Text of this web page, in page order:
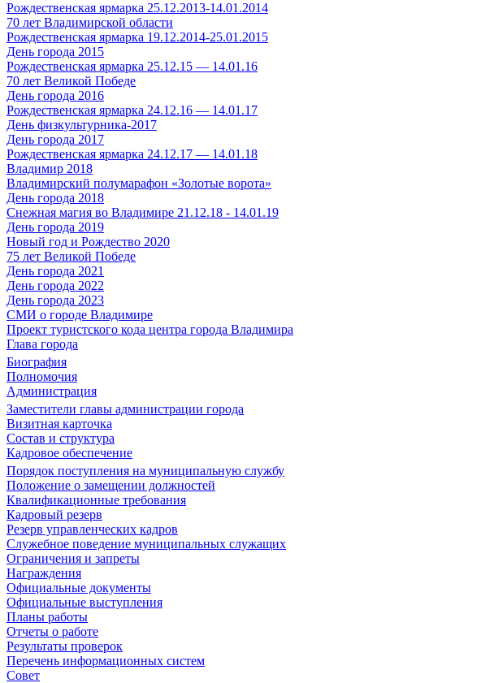
Рождественская ярмарка 25.12.2013-14.01.2014
70 лет Владимирской области
Рождественская ярмарка 19.12.2014-25.01.2015
День города 2015
Рождественская ярмарка 25.12.15 — 14.01.16
70 лет Великой Победе
День города 2016
Рождественская ярмарка 24.12.16 — 14.01.17
День физкультурника-2017
День города 2017
Рождественская ярмарка 24.12.17 — 14.01.18
Владимир 2018
Владимирский полумарафон «Золотые ворота»
День города 2018
Снежная магия во Владимире 21.12.18 - 14.01.19
День города 2019
Новый год и Рождество 2020
75 лет Великой Победе
День города 2021
День города 2022
День города 2023
СМИ о городе Владимире
Проект туристского кода центра города Владимира
Глава города
Биография
Полномочия
Администрация
Заместители главы администрации города
Визитная карточка
Состав и структура
Кадровое обеспечение
Порядок поступления на муниципальную службу
Положение о замещении должностей
Квалификационные требования
Кадровый резерв
Резерв управленческих кадров
Служебное поведение муниципальных служащих
Ограничения и запреты
Награждения
Официальные документы
Официальные выступления
Планы работы
Отчеты о работе
Результаты проверок
Перечень информационных систем
Совет